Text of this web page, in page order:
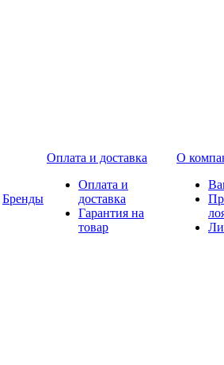
Бренды
Оплата и доставка
Оплата и
доставка
Гарантия на
товар
О